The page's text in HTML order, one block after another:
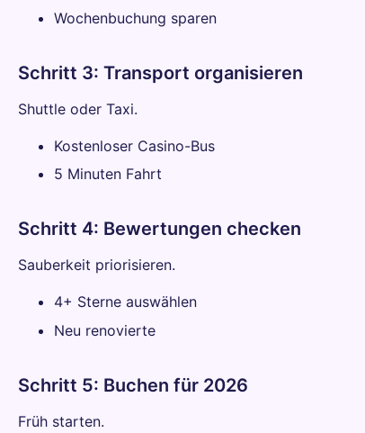
Wochenbuchung sparen
Schritt 3: Transport organisieren
Shuttle oder Taxi.
Kostenloser Casino-Bus
5 Minuten Fahrt
Schritt 4: Bewertungen checken
Sauberkeit priorisieren.
4+ Sterne auswählen
Neu renovierte
Schritt 5: Buchen für 2026
Früh starten.